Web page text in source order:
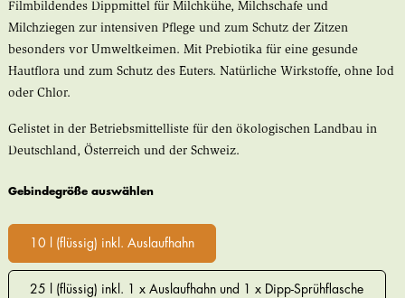
Filmbildendes Dippmittel für Milchkühe, Milchschafe und
Milchziegen zur intensiven Pflege und zum Schutz der Zitzen
besonders vor Umweltkeimen. Mit Prebiotika für eine gesunde
Hautflora und zum Schutz des Euters. Natürliche Wirkstoffe, ohne Iod
oder Chlor.
Gelistet in der Betriebsmittelliste für den ökologischen Landbau in
Deutschland, Österreich und der Schweiz.
Gebindegröße auswählen
10 l (flüssig) inkl. Auslaufhahn
25 l (flüssig) inkl. 1 x Auslaufhahn und 1 x Dipp-Sprühflasche